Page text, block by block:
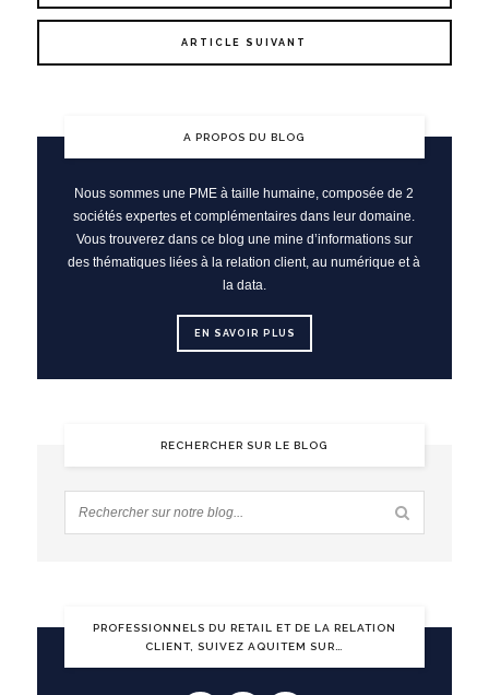
ARTICLE SUIVANT
A PROPOS DU BLOG
Nous sommes une PME à taille humaine, composée de 2
sociétés expertes et complémentaires dans leur domaine.
Vous trouverez dans ce blog une mine d’informations sur
des thématiques liées à la relation client, au numérique et à
la data.
EN SAVOIR PLUS
RECHERCHER SUR LE BLOG
PROFESSIONNELS DU RETAIL ET DE LA RELATION
CLIENT, SUIVEZ AQUITEM SUR…